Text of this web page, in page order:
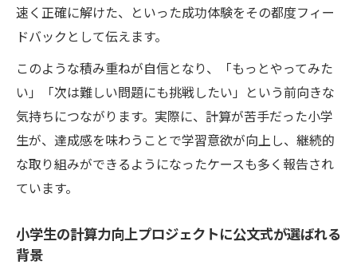
正しい計算力強化のステップを具体的に解
説
小学生が実感できる計算力アップのポイン
ト
公文式で計算力が伸びると自信が生まれる
仕組み
計算力向上プロジェクトにおける成功の秘
速く正確に解けた、といった成功体験をその都度フィー
ドバックとして伝えます。
このような積み重ねが自信となり、「もっとやってみた
い」「次は難しい問題にも挑戦したい」という前向きな
気持ちにつながります。実際に、計算が苦手だった小学
生が、達成感を味わうことで学習意欲が向上し、継続的
な取り組みができるようになったケースも多く報告され
ています。
小学生の計算力向上プロジェクトに公文式が選ばれる
背景